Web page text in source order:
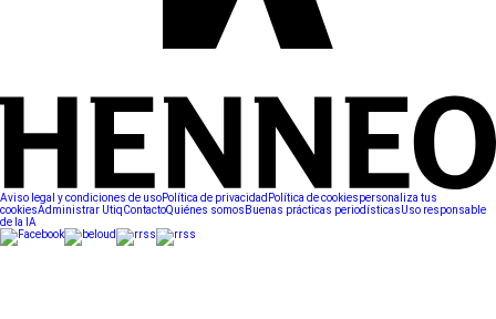
Aviso legal y condiciones de usoPolítica de privacidad Política de cookiespersonaliza tus
cookiesAdministrar UtiqContactoQuiénes somos Buenas prácticas periodísticasUso responsable
de la IA